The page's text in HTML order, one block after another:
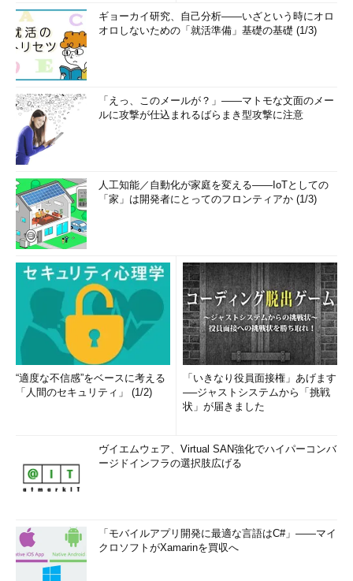
ギョーカイ研究、自己分析――いざという時にオロ
オロしないための「就活準備」基礎の基礎 (1/3)
「えっ、このメールが？」――マトモな文面のメー
ルに攻撃が仕込まれるばらまき型攻撃に注意
人工知能／自動化が家庭を変える――IoTとしての
「家」は開発者にとってのフロンティアか (1/3)
“適度な不信感”をベースに考える
「人間のセキュリティ」 (1/2)
「いきなり役員面接権」あげます
──ジャストシステムから「挑戦
状」が届きました
ヴイエムウェア、Virtual SAN強化でハイパーコンバ
ージドインフラの選択肢広げる
「モバイルアプリ開発に最適な言語はC#」――マイ
クロソフトがXamarinを買収へ